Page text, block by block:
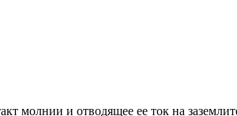
молнии и отводящее ее ток на